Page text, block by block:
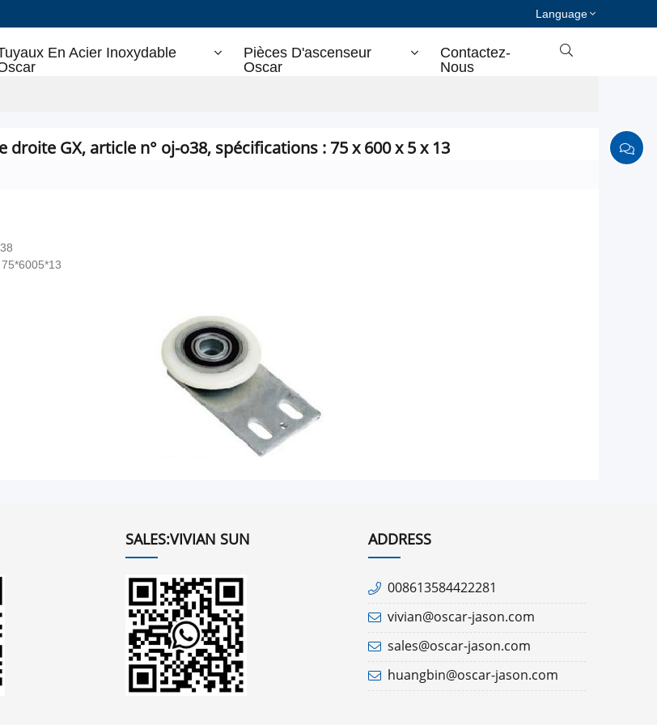
Language
En Acier Inoxydable
Pièces D'ascenseur
Oscar
Contactez-
Nous

droite GX, article n° oj-o38, spécifications : 75 x 600 x 5 x 13
SALES:VIVIAN SUN ADDRESS
008613584422281
vivian@oscar-jason.com
sales@oscar-jason.com
huangbin@oscar-jason.com